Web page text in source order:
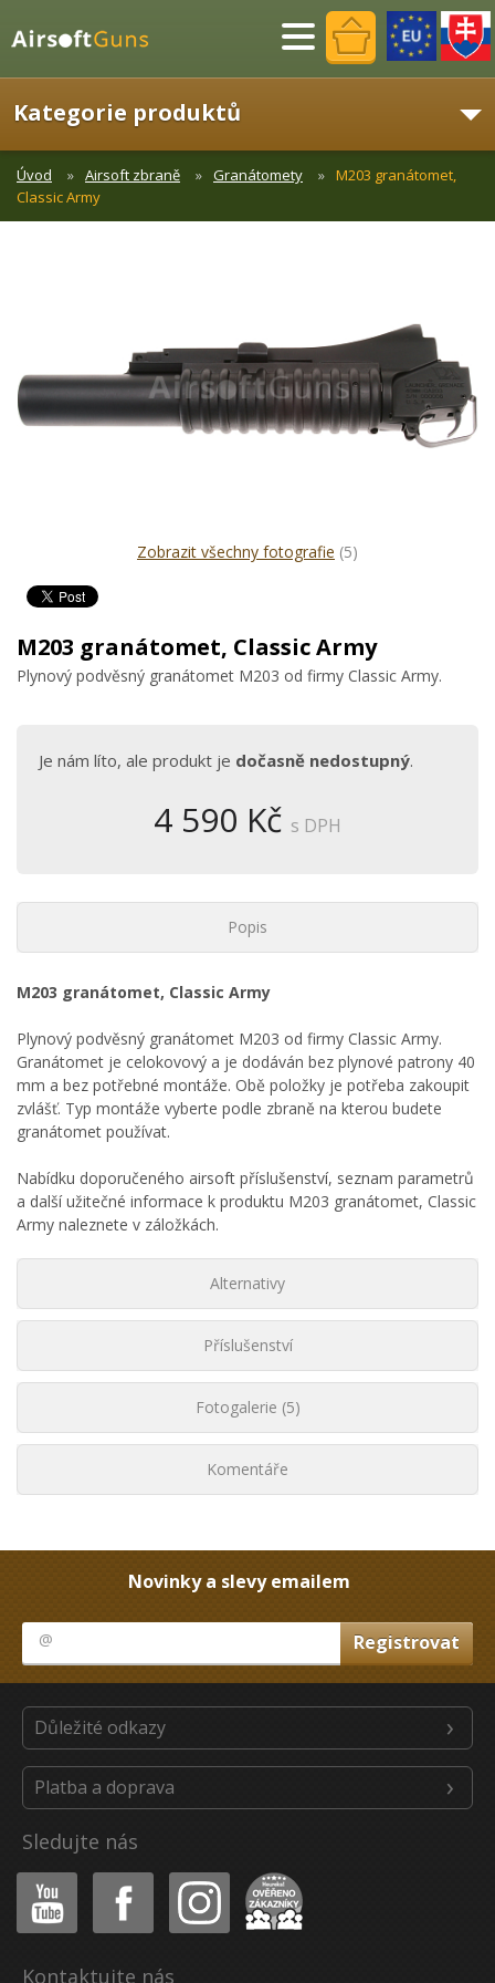
Menu
Kategorie produktů
Úvod Airsoft zbraně Granátomety
M203 granátomet,
Classic Army
Zobrazit všechny fotografie (5)
M203 granátomet, Classic Army
Plynový podvěsný granátomet M203 od firmy Classic Army.
Je nám líto, ale produkt je dočasně nedostupný.
4 590 Kč s DPH
Popis
M203 granátomet, Classic Army
Plynový podvěsný granátomet M203 od firmy Classic Army.
Granátomet je celokovový a je dodáván bez plynové patrony 40
mm a bez potřebné montáže. Obě položky je potřeba zakoupit
zvlášť. Typ montáže vyberte podle zbraně na kterou budete
granátomet používat.
Nabídku doporučeného airsoft příslušenství, seznam parametrů
a další užitečné informace k produktu M203 granátomet, Classic
Army naleznete v záložkách.
Alternativy
Příslušenství
Fotogalerie (5)
Komentáře
Novinky a slevy emailem
Důležité odkazy
Platba a doprava
Sledujte nás
Youtube Facebook Instagram Heureka
Kontaktujte nás